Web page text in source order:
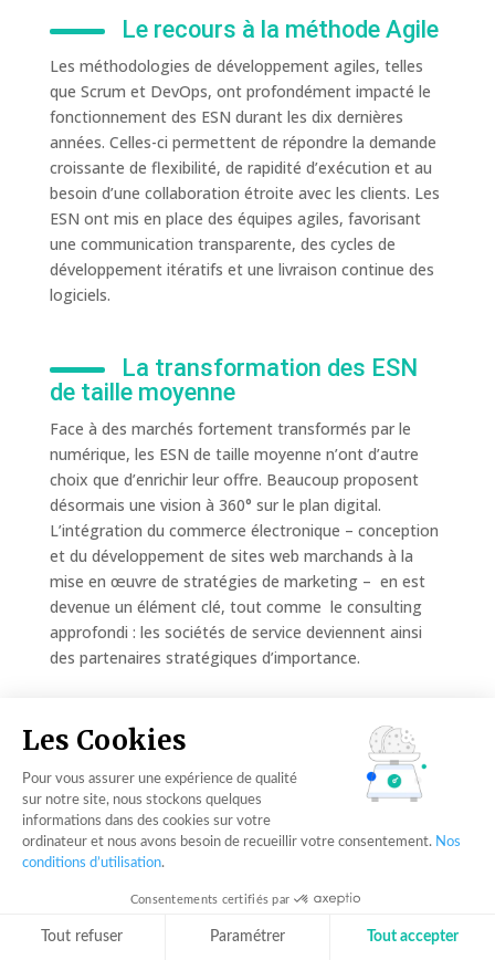
Le recours à la méthode Agile
Les méthodologies de développement agiles, telles
que Scrum et DevOps, ont profondément impacté le
fonctionnement des ESN durant les dix dernières
années. Celles-ci permettent de répondre la demande
croissante de flexibilité, de rapidité d’exécution et au
besoin d’une collaboration étroite avec les clients. Les
ESN ont mis en place des équipes agiles, favorisant
une communication transparente, des cycles de
développement itératifs et une livraison continue des
logiciels.
La transformation des ESN
de taille moyenne
Face à des marchés fortement transformés par le
numérique, les ESN de taille moyenne n’ont d’autre
choix que d’enrichir leur offre. Beaucoup proposent
désormais une vision à 360° sur le plan digital.
L’intégration du commerce électronique – conception
et du développement de sites web marchands à la
mise en œuvre de stratégies de marketing – en est
devenue un élément clé, tout comme le consulting
approfondi : les sociétés de service deviennent ainsi
des partenaires stratégiques d’importance.
La transformation numérique n’étant pas
Les Cookies
Pour vous assurer une expérience de qualité
sur notre site, nous stockons quelques
informations dans des cookies sur votre
ordinateur et nous avons besoin de recueillir votre consentement. Nos
conditions d’utilisation.
Consentements certifiés par
Tout refuser Paramétrer Tout accepter